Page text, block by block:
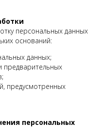
персональных данных
оснований:
данных;
предварительных
предусмотренных
персональных